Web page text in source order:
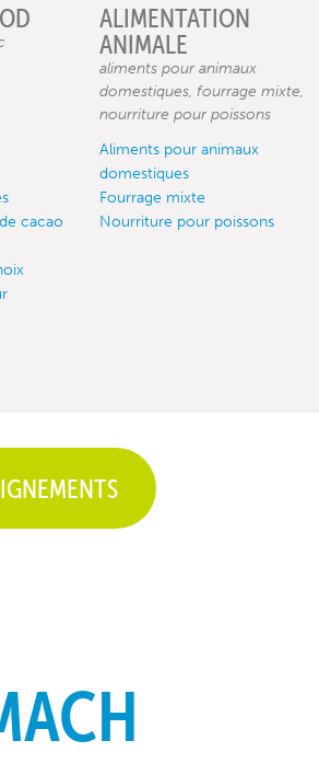
cacao
ALIMENTATION
ANIMALE
aliments pour animaux
domestiques, fourrage mixte,
nourriture pour poissons
Aliments pour animaux
domestiques
Fourrage mixte
Nourriture pour poissons